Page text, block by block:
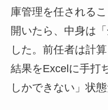
庫管理を任される
開いたら、中身は
した。前任者は計
結果をExcelに手打
しかできない」状